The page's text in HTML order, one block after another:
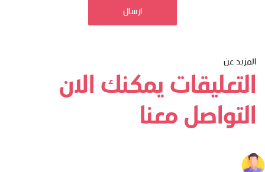
ارسال
المزيد عن
التعليقات يمكنك الان
التواصل معنا